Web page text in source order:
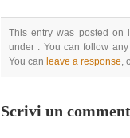
This entry was posted on
under . You can follow
You can leave a response,
Scrivi un